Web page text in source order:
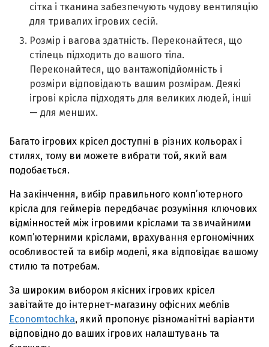
сітка і тканина забезпечують чудову вентиляцію
для тривалих ігрових сесій.
Розмір і вагова здатність. Переконайтеся, що
стілець підходить до вашого тіла.
Переконайтеся, що вантажопідйомність і
розміри відповідають вашим розмірам. Деякі
ігрові крісла підходять для великих людей, інші
— для менших.
Багато ігрових крісел доступні в різних кольорах і
стилях, тому ви можете вибрати той, який вам
подобається.
На закінчення, вибір правильного комп’ютерного
крісла для геймерів передбачає розуміння ключових
відмінностей між ігровими кріслами та звичайними
комп’ютерними кріслами, врахування ергономічних
особливостей та вибір моделі, яка відповідає вашому
стилю та потребам.
За широким вибором якісних ігрових крісел
завітайте до інтернет-магазину офісних меблів
Economtochka, який пропонує різноманітні варіанти
відповідно до ваших ігрових налаштувань та